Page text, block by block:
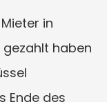
in
gezahlt haben
Ende des